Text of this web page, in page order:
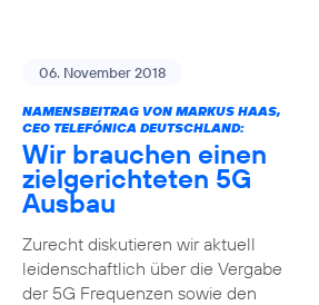
06. November 2018
NAMENSBEITRAG VON MARKUS HAAS,
CEO TELEFÓNICA DEUTSCHLAND:
Wir brauchen einen
zielgerichteten 5G
Ausbau
Zurecht diskutieren wir aktuell
leidenschaftlich über die Vergabe
der 5G Frequenzen sowie den